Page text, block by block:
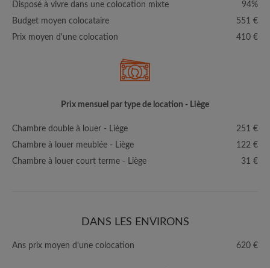
Disposé à vivre dans une colocation mixte
94%
Budget moyen colocataire
551 €
Prix moyen d'une colocation
410 €
Prix mensuel par type de location - Liège
Chambre double à louer - Liège
251 €
Chambre à louer meublée - Liège
122 €
Chambre à louer court terme - Liège
31 €
DANS LES ENVIRONS
Ans prix moyen d'une colocation 620 €